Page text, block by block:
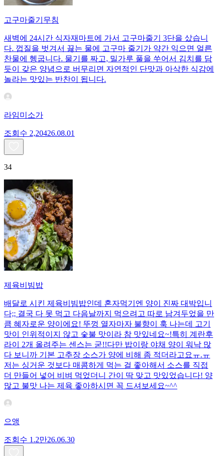
고구마줄기무침
새벽에 24시간 식자재마트에 가서 고구마줄기 3단을 샀습니
다. 껍질을 벗겨서 끓는 물에 고구마 줄기가 약간 익으면 얼른
찬물에 헹굽니다. 물기를 짜고, 밀가루 풀을 쑤어서 김치를 담
듯이 갖은 양념으로 버무리면 자연적인 단맛과 아삭한 식감에
놀라는 맛있는 반찬이 됩니다.
라임미소가
조회수 2,20426.08.01
34
제육비빔밥
배달로 시킨 제육비빔밥인데 혼자먹기엔 양이 진짜 대박입니
다;; 결국 다 못 먹고 다음날까지 먹으려고 따로 남겨두었을 만
큼 혜자로운 양이에요! 뚜껑 열자마자 불향이 훅 나는데 고기
맛이 인위적이지 않고 숯불 맛이라 참 맛있네요~!특히 계란후
라이 2개 올려주는 센스는 굳!! ​다만 밥이랑 야채 양이 워낙 많
다 보니까 기본 고추장 소스가 양에 비해 좀 적더라고요ㅠ.ㅠ
저는 싱거운 것보다 매콤하게 먹는 걸 좋아해서 소스를 직접
더 만들어 넣어 비벼 먹었더니 간이 딱 맞고 맛있었습니다! 양
많고 불맛 나는 제육 좋아하시면 꼭 드셔보세요~^^
으앵
조회수 1.2만26.06.30